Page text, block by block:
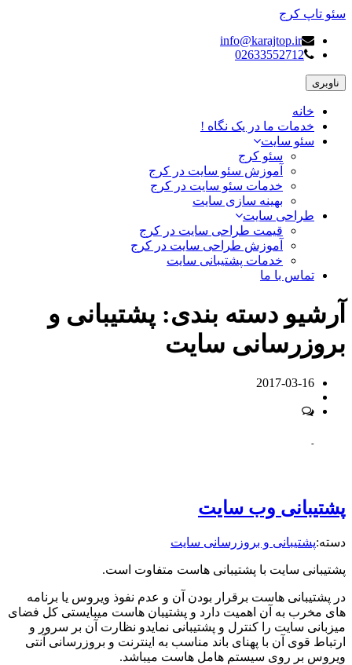
سئو تاپ کرج
info@karajtop.ir
02633552712
ناوبری
خانه
خدمات ما در یک نگاه !
سئو سایت
سئو کرج
آموزش سئو سایت در کرج
خدمات سئو سایت در کرج
بهینه سازی سایت
طراحی سایت
قیمت طراحی سایت در کرج
آموزش طراحی سایت در کرج
خدمات پشتیبانی سایت
تماس با ما
آرشیو دسته بندی: پشتیبانی و
بروزرسانی سایت
2017-03-16
-
پشتیبانی وب سایت
دسته:پشتیبانی و بروزرسانی سایت
پشتیبانی سایت با پشتیبانی هاست متفاوت است.
در پشتیبانی هاست برقرار بودن آن و عدم نفوذ ویروس یا برنامه
های مخرب به آن اهمیت دارد و پشتیبان هاست میبایستی کل فضای
میزبانی سایت را کنترل و پشتیبانی نمایدو نظارت آن بر سرور و
ارتباط قوی آن با پهنای باند مناسب به اینترنت و بروزرسانی آنتی
ویروس بر روی سیستم هامل هاست میباشد.